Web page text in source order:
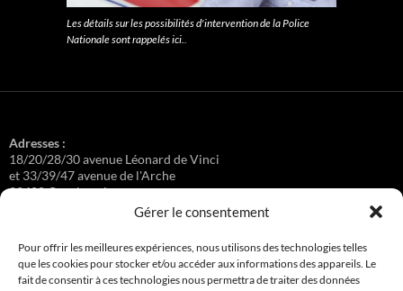
Gérer le consentement
Pour offrir les meilleures expériences, nous utilisons des technologies telles
que les cookies pour stocker et/ou accéder aux informations des appareils. Le
fait de consentir à ces technologies nous permettra de traiter des données
Les détails sur les possibilités d'intervention de la Police
Nationale sont rappelés ici..
Adresses :
18/20/28/30 avenue Léonard de Vinci
et 33/39/47 avenue de l'Arche
92400 Courbevoie
Régisseuse :
Loge au 39 Avenue de l'Arche.